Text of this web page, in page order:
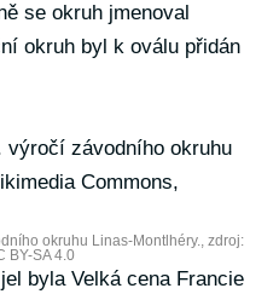
se okruh jmenoval
okruh byl k oválu přidán
okruhu Linas-Montlhéry., zdroj:
BY-SA 4.0
byla Velká cena Francie